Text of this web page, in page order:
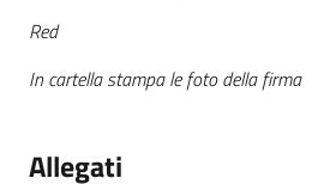
Red
In cartella stampa le foto della firma
Allegati